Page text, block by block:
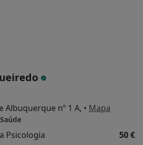
Albuquerque nº 1 A, • Mapa
Psicologia
50 €